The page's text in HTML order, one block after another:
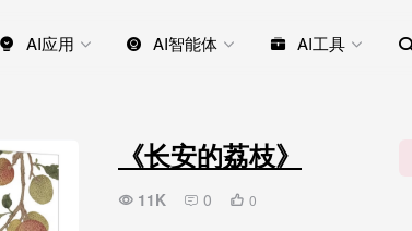
AI应用 AI智能体 AI工具
《长安的荔枝》
11K 0 0